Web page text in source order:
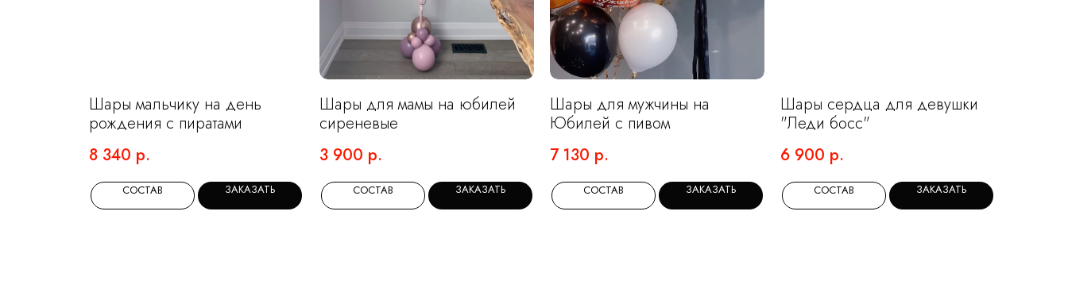
Шары мальчику на день
рождения с пиратами
8 340 р.
СОСТАВ ЗАКАЗАТЬ
Шары для мамы на юбилей
сиреневые
3 900 р.
СОСТАВ ЗАКАЗАТЬ
Шары для мужчины на
Юбилей с пивом
7 130 р.
СОСТАВ ЗАКАЗАТЬ
Шары сердца для девушки
"Леди босс"
6 900 р.
СОСТАВ ЗАКАЗАТЬ